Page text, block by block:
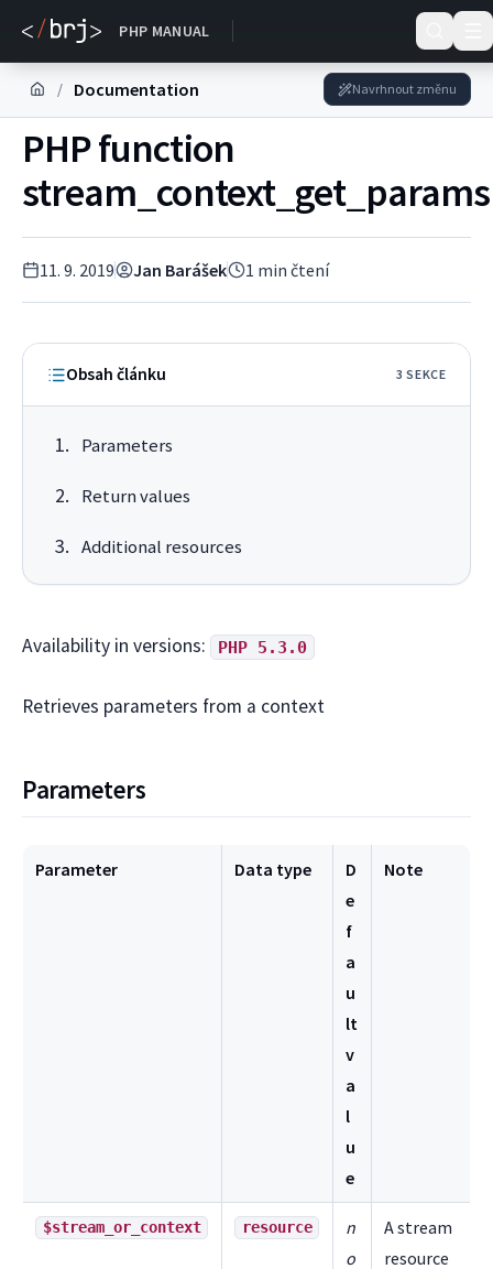
PHP MANUAL
DOKUMENTACE
/ Documentation Navrhnout změnu
PHP function
11. 9. 2019 Jan Barášek 1 min čtení
Obsah článku 3 SEKCE
Parameters
Return values
Additional resources
Availability in versions: PHP 5.3.0
Retrieves parameters from a context
Parameters
Parameter Data type
D
e
f
a
u
lt
v
a
l
u
e
Note
$stream_or_context resource
n
o
A stream
resource